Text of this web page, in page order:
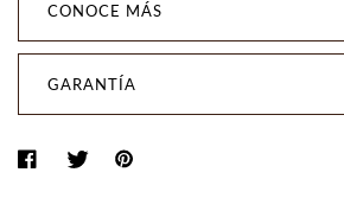
CONOCE MÁS
GARANTÍA